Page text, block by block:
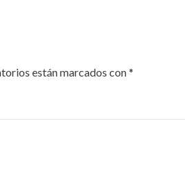
están marcados con*